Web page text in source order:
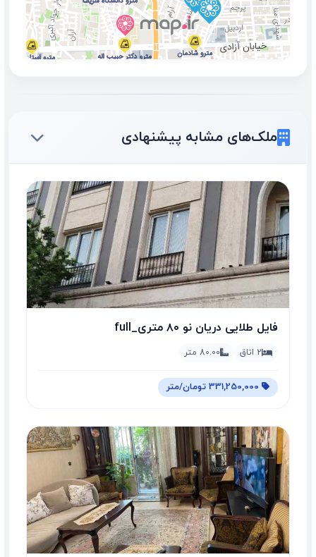
ملک‌های مشابه پیشنهادی
فایل طلایی دریان نو ۸۰ متری_full
2 اتاق 80.00 متر